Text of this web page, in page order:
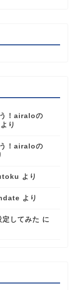
！airaloの
より
！airaloの
より
より
してみた に